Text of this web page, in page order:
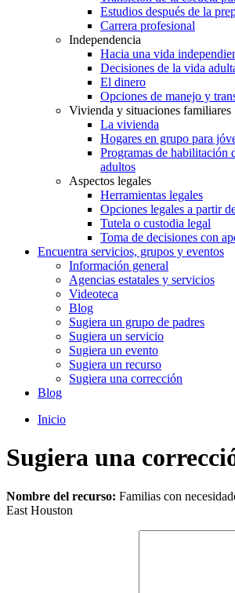
Estudios después de la
Carrera profesional
Independencia
Hacia una vida
Decisiones de la vida
El dinero
Opciones de manejo y
Vivienda y situaciones familiares
La vivienda
Hogares en grupo para
Programas de habilitación
adultos
Aspectos legales
Herramientas legales
Opciones legales a partir
Tutela o custodia legal
Toma de decisiones con
Encuentra servicios, grupos y eventos
Información general
Agencias estatales y servicios
Videoteca
Blog
Sugiera un grupo de padres
Sugiera un servicio
Sugiera un evento
Sugiera un recurso
Sugiera una corrección
Blog
Inicio
Sugiera una
Leave
this
Nombre del recurso: Familias con
East Houston